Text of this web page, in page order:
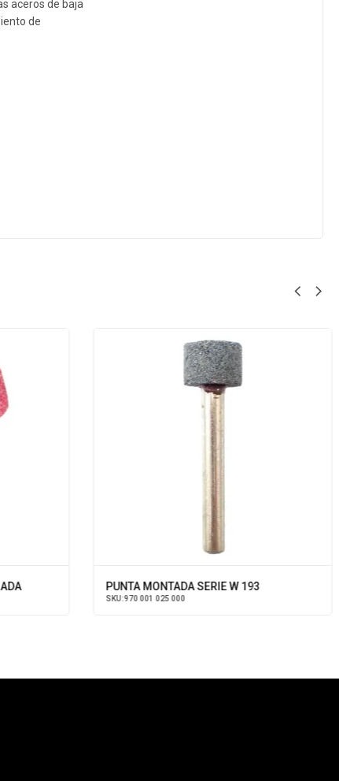
aceros de baja
de
PUNTA MONTADA SERIE W 193
SKU:970 001 025 000